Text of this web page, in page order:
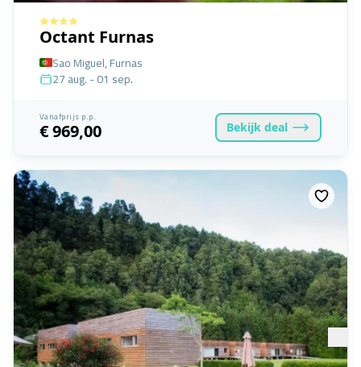
Octant Furnas
Sao Miguel, Furnas
27 aug. - 01 sep.
Vanafprijs p.p.
€ 969,00 Bekijk deal